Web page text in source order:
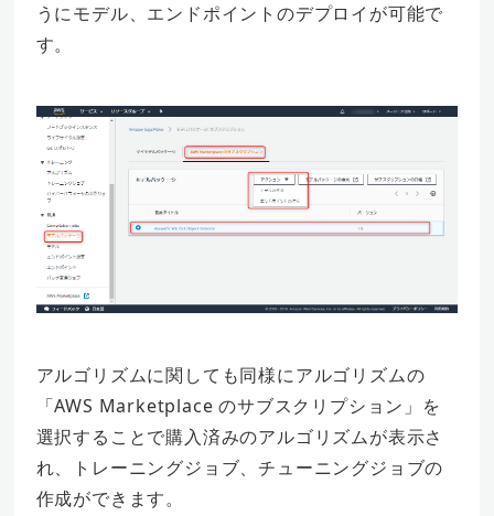
うにモデル、エンドポイントのデプロイが可能で
す。
アルゴリズムに関しても同様にアルゴリズムの
「AWS Marketplace のサブスクリプション」を
選択することで購入済みのアルゴリズムが表示さ
れ、トレーニングジョブ、チューニングジョブの
作成ができます。